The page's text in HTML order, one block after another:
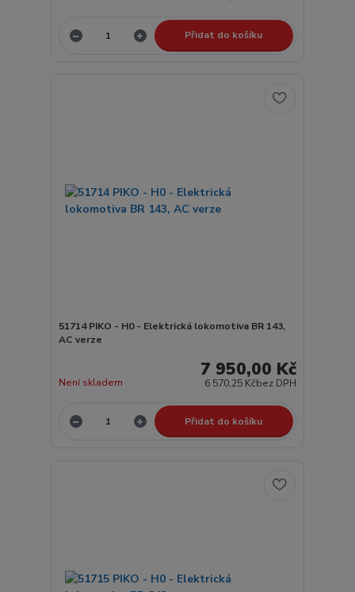
Přidat do košíku
51714 PIKO - H0 - Elektrická lokomotiva BR 143,
AC verze
7 950,00 Kč
6 570,25 Kčbez DPH
Není skladem
Přidat do košíku